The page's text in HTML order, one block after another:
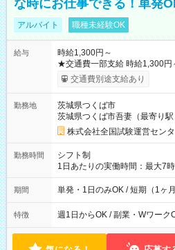
な時にお仕事できる！単発
アルバイト 職種未経験OK
給与
時給1,300円～
★交通費一部支給 時給1,300円～ ※試験・役割により手当あり
※勤務回数により昇給あり 【
り！】 希望される場合、勤務
例】 ・河合塾模擬試験 8:30～
×8時間＝日収10,400円＋交通
円の場合あり ・国家試験 7:00
円（役割手当＋100円）×6時間＝日
間】試用期間なし
交通費別途支給あり
勤務地
茨城県つくば市
茨城県つくば市吾妻（最寄り駅
株式会社全国試験運営セン
勤務時間
シフト制
1日あたりの実働時間：最大7
間は 試験により異なります。
期間 単発・1日のみOK / 短期（1ヶ月
特徴 週1日からOK / 副業・Wワーク